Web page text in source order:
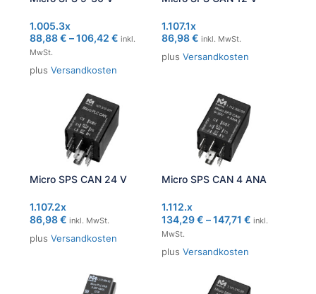
1.005.3x
88,88€ –106,42 € inkl.
MwSt.
plus Versandkosten
1.107.1x
86,98€ inkl. MwSt.
plus Versandkosten
Micro SPS CAN 24 V
1.107.2x
86,98€ inkl. MwSt.
plus Versandkosten
Micro SPS CAN 4 ANA
1.112.x
134,29€ –147,71 € inkl.
MwSt.
plus Versandkosten